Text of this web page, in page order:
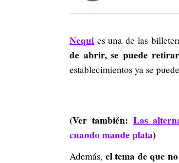
Nequi es una de las
de abrir, se puede
establecimientos ya se
(Ver también: Las
cuando mande plata)
Además, el tema de que